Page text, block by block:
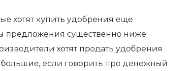
хотят купить удобрения еще
предложения существенно ниже
хотят продать удобрения
если говорить про денежный